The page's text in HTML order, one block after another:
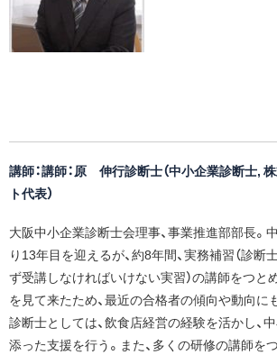
講師：講師：原 伸行診断士（中小企業診断士,
ト代表）
大阪中小企業診断士会理事、事業推進部部長。
り13年目を迎えるが、約8年間、実務補習（診
ず受講しなければいけない実習）の講師をつと
を見て来たため、最近の合格者の傾向や動向に
診断士としては、飲食店経営の経験を活かし、
添った支援を行う。また、多くの研修の講師を